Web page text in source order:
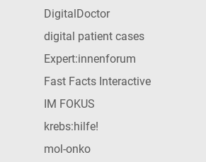
DigitalDoctor
digital patient cases
Expert:innenforum
Fast Facts Interactive
IM FOKUS
krebs:hilfe!
mol-onko